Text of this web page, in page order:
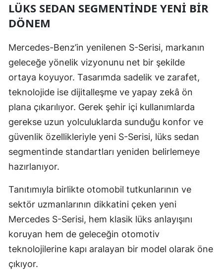
LÜKS SEDAN SEGMENTINDE YENI BIR
DÖNEM
Mercedes-Benz’in yenilenen S-Serisi, markanın
geleceğe yönelik vizyonunu net bir şekilde
ortaya koyuyor. Tasarımda sadelik ve zarafet,
teknolojide ise dijitalleşme ve yapay zekâ ön
plana çıkarılıyor. Gerek şehir içi kullanımlarda
gerekse uzun yolculuklarda sunduğu konfor ve
güvenlik özellikleriyle yeni S-Serisi, lüks sedan
segmentinde standartları yeniden belirlemeye
hazırlanıyor.
Tanıtımıyla birlikte otomobil tutkunlarının ve
sektör uzmanlarının dikkatini çeken yeni
Mercedes S-Serisi, hem klasik lüks anlayışını
koruyan hem de geleceğin otomotiv
teknolojilerine kapı aralayan bir model olarak öne
çıkıyor.